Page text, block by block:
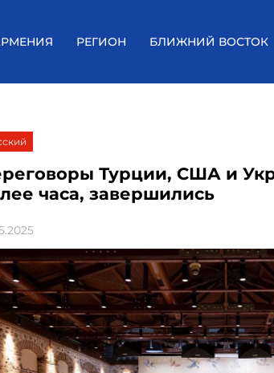
РЕГИОН БЛИЖНИЙ ВОСТОК
Турции, США и
часа, завершились